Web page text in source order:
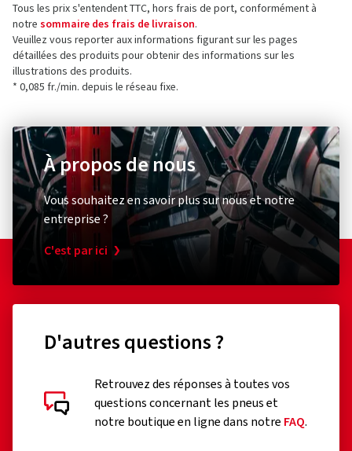
Tous les prix s'entendent TTC, hors frais de port, conformément à
notre sommaire des frais de livraison.
Veuillez vous reporter aux informations figurant sur les pages
détaillées des produits pour obtenir des informations sur les
illustrations des produits.
* 0,085 fr./min. depuis le réseau fixe.
À propos de nous
Vous souhaitez en savoir plus sur nous et notre
entreprise ?
C'est par ici
D'autres questions ?
Retrouvez des réponses à toutes vos
questions concernant les pneus et
notre boutique en ligne dans notre FAQ.